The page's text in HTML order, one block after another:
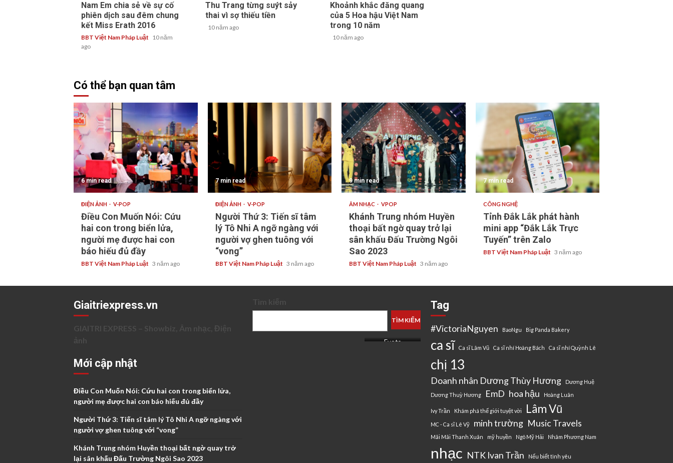
Nam Em chia sẻ về sự cố
phiên dịch sau đêm chung
kết Miss Erath 2016
BBT Việt Nam Pháp Luật
10 năm
ago
Thu Trang từng suýt sảy
thai vì sợ thiếu tiền
10 năm ago
Khoảnh khắc đăng quang
của 5 Hoa hậu Việt Nam
trong 10 năm
10 năm ago
Có thể bạn quan tâm
6 min read
ĐIỆN ẢNH V-POP
Điều Con Muốn Nói: Cứu
hai con trong biển lửa,
người mẹ được hai con
báo hiếu đủ đầy
BBT Việt Nam Pháp Luật 3 năm ago
7 min read
ĐIỆN ẢNH V-POP
Người Thứ 3: Tiến sĩ tâm
lý Tô Nhi A ngỡ ngàng với
người vợ ghen tuông với
“vong”
BBT Việt Nam Pháp Luật 3 năm ago
9 min read
ÂM NHẠC VPOP
Khánh Trung nhóm Huyền
thoại bất ngờ quay trở lại
sân khấu Đấu Trường Ngôi
Sao 2023
BBT Việt Nam Pháp Luật 3 năm ago
7 min read
CÔNG NGHỆ
Tỉnh Đắk Lắk phát hành
mini app “Đắk Lắk Trực
Tuyến” trên Zalo
BBT Việt Nam Pháp Luật 3 năm ago
Giaitriexpress.vn
GIAITRI EXPRESS – Showbiz, Âm nhạc, Điện
ảnh
Mới cập nhật
Điều Con Muốn Nói: Cứu hai con trong biển lửa,
người mẹ được hai con báo hiếu đủ đầy
Người Thứ 3: Tiến sĩ tâm lý Tô Nhi A ngỡ ngàng với
người vợ ghen tuông với “vong”
Khánh Trung nhóm Huyền thoại bất ngờ quay trở
lại sân khấu Đấu Trường Ngôi Sao 2023
Tìm kiếm
TÌM KIẾM
Evoto
Tag
#VictoriaNguyen BaoNgu Big Panda Bakery
ca sĩ Ca sĩ Lâm Vũ Ca sĩ nhí Hoàng Bách Ca sĩ nhí Quỳnh Lê
chị 13
Doanh nhân Dương Thùy Hương
Dương Huệ
Dương Thuỳ Hương
EmD hoa hậu Hoàng Luân
Ivy Trần Khám phá thế giới tuyệt vời Lâm Vũ
MC - Ca sĩ Lê Vỹ minh trường Music Travels
Mãi Mãi Thanh Xuân mỹ huyền Ngô Mỹ Hải Nhâm Phương Nam
nhạc NTK Ivan Trần Nếu biết tình yêu